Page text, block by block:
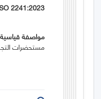
2241:2023
مواصفة
مستحضرات